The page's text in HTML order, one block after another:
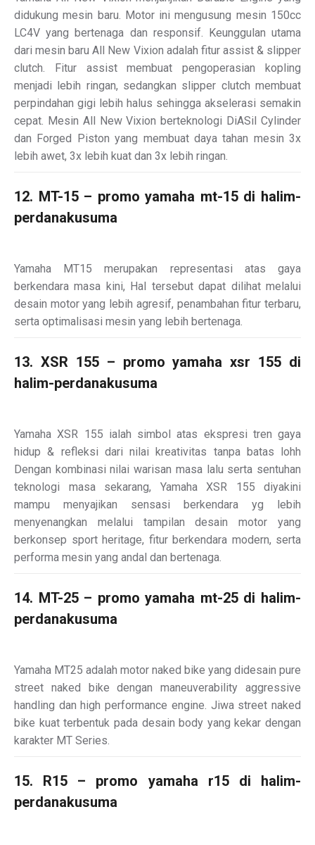
didukung mesin baru. Motor ini mengusung mesin 150cc
LC4V yang bertenaga dan responsif. Keunggulan utama
dari mesin baru All New Vixion adalah fitur assist & slipper
clutch. Fitur assist membuat pengoperasian kopling
menjadi lebih ringan, sedangkan slipper clutch membuat
perpindahan gigi lebih halus sehingga akselerasi semakin
cepat. Mesin All New Vixion berteknologi DiASil Cylinder
dan Forged Piston yang membuat daya tahan mesin 3x
lebih awet, 3x lebih kuat dan 3x lebih ringan.
12. MT-15 – promo yamaha mt-15 di halim-
perdanakusuma
Yamaha MT15 merupakan representasi atas gaya
berkendara masa kini, Hal tersebut dapat dilihat melalui
desain motor yang lebih agresif, penambahan fitur terbaru,
serta optimalisasi mesin yang lebih bertenaga.
13. XSR 155 – promo yamaha xsr 155 di
halim-perdanakusuma
Yamaha XSR 155 ialah simbol atas ekspresi tren gaya
hidup & refleksi dari nilai kreativitas tanpa batas lohh
Dengan kombinasi nilai warisan masa lalu serta sentuhan
teknologi masa sekarang, Yamaha XSR 155 diyakini
mampu menyajikan sensasi berkendara yg lebih
menyenangkan melalui tampilan desain motor yang
berkonsep sport heritage, fitur berkendara modern, serta
performa mesin yang andal dan bertenaga.
14. MT-25 – promo yamaha mt-25 di halim-
perdanakusuma
Yamaha MT25 adalah motor naked bike yang didesain pure
street naked bike dengan maneuverability aggressive
handling dan high performance engine. Jiwa street naked
bike kuat terbentuk pada desain body yang kekar dengan
karakter MT Series.
15. R15 – promo yamaha r15 di halim-
perdanakusuma